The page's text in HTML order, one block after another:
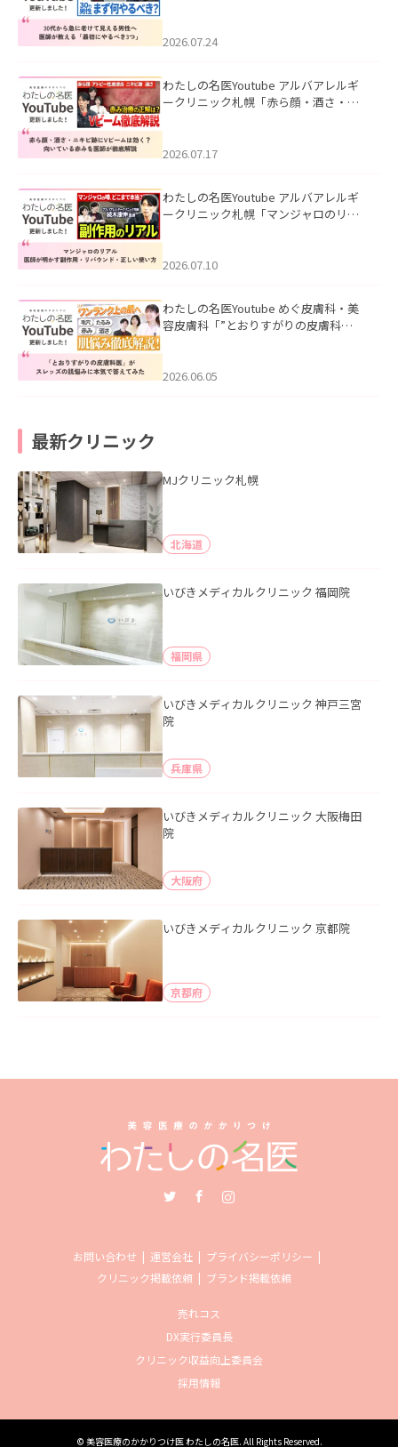
た。
2026.07.24
わたしの名医Youtube アルバアレルギ
ークリニック札幌「赤ら顔・酒さ・ニ
した。
2026.07.17
わたしの名医Youtube アルバアレルギ
ークリニック札幌「マンジャロのリア
た。
2026.07.10
わたしの名医Youtube めぐ皮膚科・美
容皮膚科「”とおりすがりの皮膚科
2026.06.05
最新クリニック
MJクリニック札幌
北海道
いびきメディカルクリニック 福岡院
福岡県
いびきメディカルクリニック 神戸三宮
院
兵庫県
いびきメディカルクリニック 大阪梅田
院
大阪府
いびきメディカルクリニック 京都院
京都府
お問い合わせ 運営会社
プライバシーポリシー
クリニック掲載依頼
ブランド掲載依頼
売れコス
DX実行委員長
クリニック収益向上委員会
採用情報
© 美容医療のかかりつけ医 わたしの名医. All Rights Reserved.